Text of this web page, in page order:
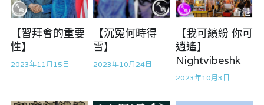
極端暴恐實錄
招國偉專欄
高松傑專欄
林伯強專欄
35+顛覆案
花生仔漫畫週記
商戶合作
支持讚助
條款及細則
繁體中文
English
【習拜會的重要
性】
2023年11月15日
【沉冤何時得
雪】
2023年10月24日
【我可繽紛 你可
逍遙】
Nightvibeshk
2023年10月3日
莫綺琪專欄
屈穎妍專欄
花生仔漫畫週記